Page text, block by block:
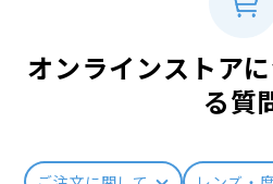
オンラインストア
る質